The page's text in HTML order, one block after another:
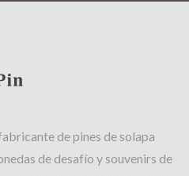
de pines de solapa
de desafío y souvenirs de